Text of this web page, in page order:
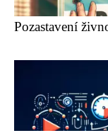
Pozastavení